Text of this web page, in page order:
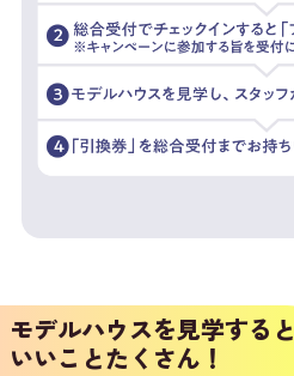
モデルハウスを見学すると
いいことたくさん！